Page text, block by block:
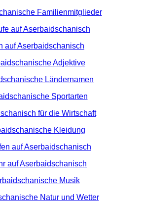
Familienmitglieder
auf Aserbaidschanisch
auf Aserbaidschanisch
Adjektive
Ländernamen
Sportarten
für die Wirtschaft
Kleidung
auf Aserbaidschanisch
auf Aserbaidschanisch
Musik
Natur und Wetter